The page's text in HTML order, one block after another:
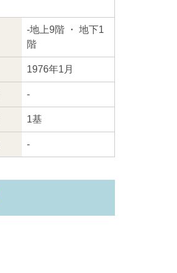
-地上9階 ・ 地下1
階
1976年1月
-
1基
-